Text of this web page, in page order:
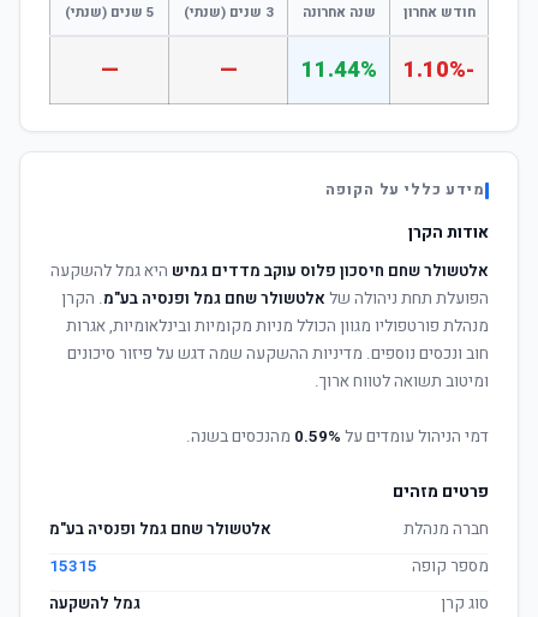
חודש אחרון שנה אחרונה 3 שנים (שנתי) 5 שנים (שנתי)
-1.10%
11.44%
—
—
מידע כללי על הקופה
אודות הקרן
אלטשולר שחם חיסכון פלוס עוקב מדדים גמיש היא גמל להשקעה
הפועלת תחת ניהולה של אלטשולר שחם גמל ופנסיה בע"מ. הקרן
מנהלת פורטפוליו מגוון הכולל מניות מקומיות ובינלאומיות, אגרות
חוב ונכסים נוספים. מדיניות ההשקעה שמה דגש על פיזור סיכונים
ומיטוב תשואה לטווח ארוך.
דמי הניהול עומדים על 0.59% מהנכסים בשנה.
פרטים מזהים
חברה מנהלת
אלטשולר שחם גמל ופנסיה בע"מ
מספר קופה
15315
סוג קרן
גמל להשקעה